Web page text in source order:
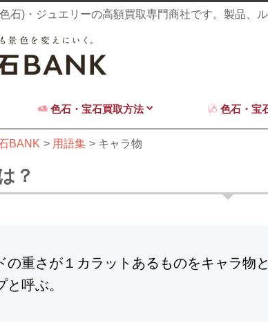
石)・ジュエリーの高額買取専門商社です。製品、
色石・宝石買取方法 色石・宝
BANK 用語集 キャラ物
？
の重さが１カラットあるものをキャラ物
と呼ぶ。